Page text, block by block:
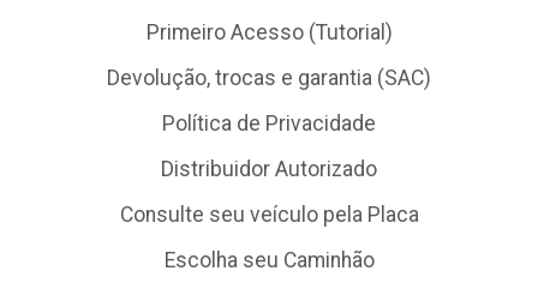
Primeiro Acesso (Tutorial)
Devolução, trocas e garantia (SAC)
Política de Privacidade
Distribuidor Autorizado
Consulte seu veículo pela Placa
Escolha seu Caminhão